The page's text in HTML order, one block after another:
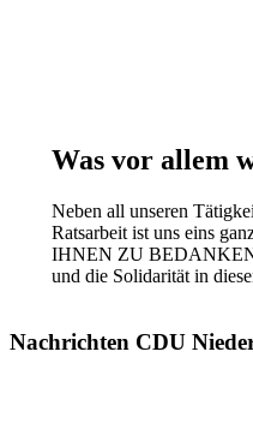
Was vor allem
Neben all unseren
Ratsarbeit ist uns eins
IHNEN ZU
und die Solidarität in
Nachrichten CDU